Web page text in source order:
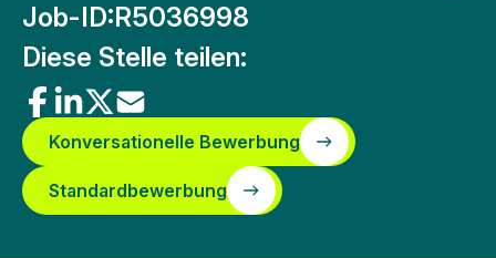
Job-ID:R5036998
Diese Stelle teilen:
Konversationelle Bewerbung
Standardbewerbung